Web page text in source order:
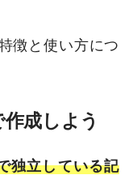
徴と使い方につ
成しよう
独立している記